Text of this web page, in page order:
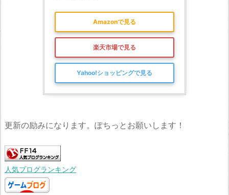
Amazonで見る
楽天市場で見る
Yahoo!ショッピングで見る
更新の励みになります。ぽちっとお願いします！
人気ブログランキング